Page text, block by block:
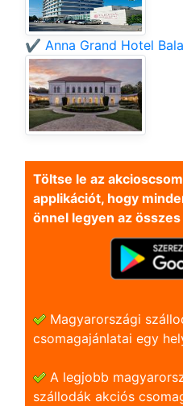
✔️ Anna Grand Hotel
Töltse le az
applikációt, hogy
önnel legyen az
Magyarországi
csomagajánlatai egy
A legjobb
szállodák akciós